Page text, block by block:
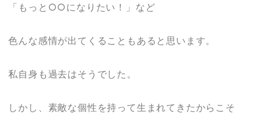
「もっと○○になりたい！」など
色んな感情が出てくることもあると思います。
私自身も過去はそうでした。
しかし、素敵な個性を持って生まれてきたからこそ